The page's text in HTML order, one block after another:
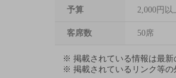
予算 2,000円以
客席数 50席
※ 掲載されている情報は最新
※ 掲載されているリンク等の